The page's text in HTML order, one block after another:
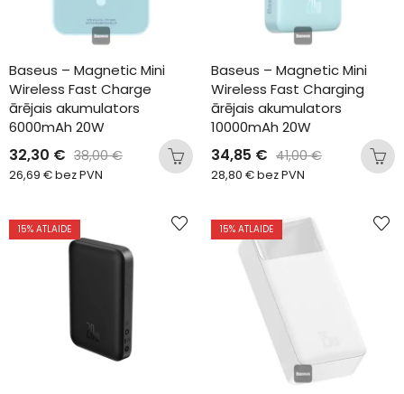
Baseus – Magnetic Mini
Wireless Fast Charge
ārējais akumulators
6000mAh 20W
32,30 € 38,00€
26,69 €bez PVN
Baseus – Magnetic Mini
Wireless Fast Charging
ārējais akumulators
10000mAh 20W
34,85 € 41,00€
28,80 €bez PVN
15% ATLAIDE 15% ATLAIDE